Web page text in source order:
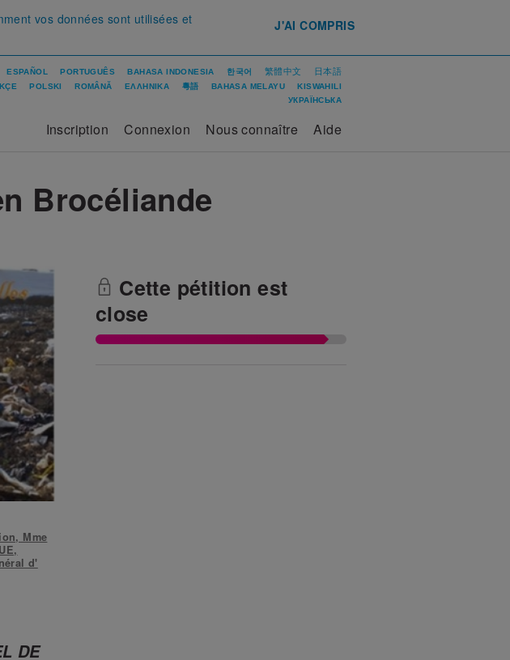
vos données sont utilisées et
J'AI COMPRIS
ESPAÑOL PORTUGUÊS BAHASA INDONESIA 한국어 繁體中文 日本語
POLSKI ROMÂNĂ ΕΛΛΗΝΙΚΑ 粵語 BAHASA MELAYU
KISWAHILI
УКРАЇНСЬКА
Inscription Connexion Nous connaître Aide
Brocéliande
Cette pétition est
close
Mme
d'
DE